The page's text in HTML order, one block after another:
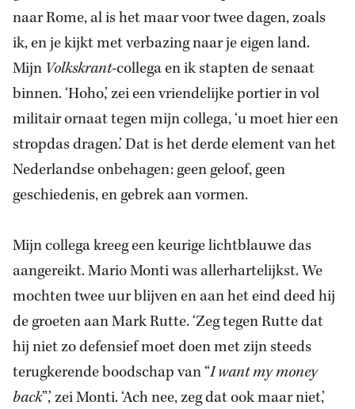
naar Rome, al is het maar voor twee dagen, zoals
ik, en je kijkt met verbazing naar je eigen land.
Mijn Volkskrant-collega en ik stapten de senaat
binnen. ‘Hoho,’ zei een vriendelijke portier in vol
militair ornaat tegen mijn collega, ‘u moet hier een
stropdas dragen.’ Dat is het derde element van het
Nederlandse onbehagen: geen geloof, geen
geschiedenis, en gebrek aan vormen.
Mijn collega kreeg een keurige lichtblauwe das
aangereikt. Mario Monti was allerhartelijkst. We
mochten twee uur blijven en aan het eind deed hij
de groeten aan Mark Rutte. ‘Zeg tegen Rutte dat
hij niet zo defensief moet doen met zijn steeds
terugkerende boodschap van “I want my money
back”,’ zei Monti. ‘Ach nee, zeg dat ook maar niet,’